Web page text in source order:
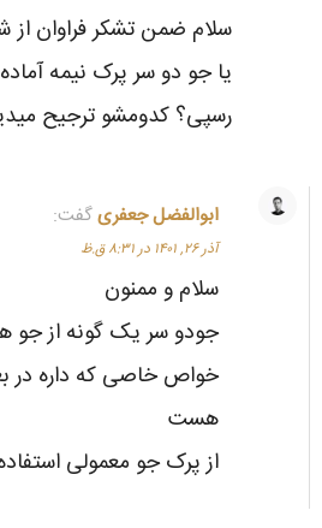
سلام ضمن تشکر فراوان از
یا جو دو سر پرک نیمه
رسپی؟ کدومشو ترجیح
ابوالفضل جعفریگفت:
آذر ۲۶, ۱۴۰۱ در ۸:۳۱ ق.ظ
سلام و ممنون
جو‌دو سر یک گونه از جو‌
خواص خاصی که داره در
هست
از پرک جو‌ معمولی